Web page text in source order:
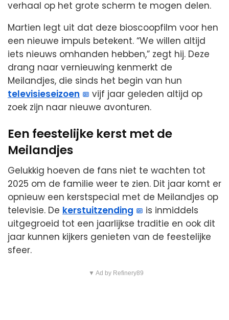
verhaal op het grote scherm te mogen delen.
Martien legt uit dat deze bioscoopfilm voor hen
een nieuwe impuls betekent. “We willen altijd
iets nieuws omhanden hebben,” zegt hij. Deze
drang naar vernieuwing kenmerkt de
Meilandjes, die sinds het begin van hun
televisieseizoen
vijf jaar geleden altijd op
zoek zijn naar nieuwe avonturen.
Een feestelijke kerst met de
Meilandjes
Gelukkig hoeven de fans niet te wachten tot
2025 om de familie weer te zien. Dit jaar komt er
opnieuw een kerstspecial met de Meilandjes op
televisie. De kerstuitzending
is inmiddels
uitgegroeid tot een jaarlijkse traditie en ook dit
jaar kunnen kijkers genieten van de feestelijke
sfeer.
▼ Ad by Refinery89